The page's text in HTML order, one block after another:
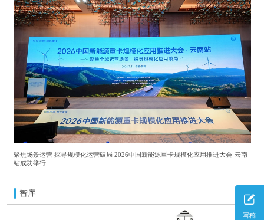
写稿
聚焦场景运营 探寻规模化运营破局 2026中国新能源重卡规模化应用推进大会·云南
站成功举行
智库 更多